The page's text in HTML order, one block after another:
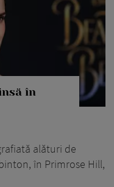
în
alături de
în Primrose Hill,